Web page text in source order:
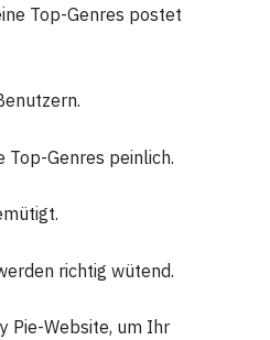
Top-Genres postet
Top-Genres peinlich.
richtig wütend.
Pie-Website, um Ihr